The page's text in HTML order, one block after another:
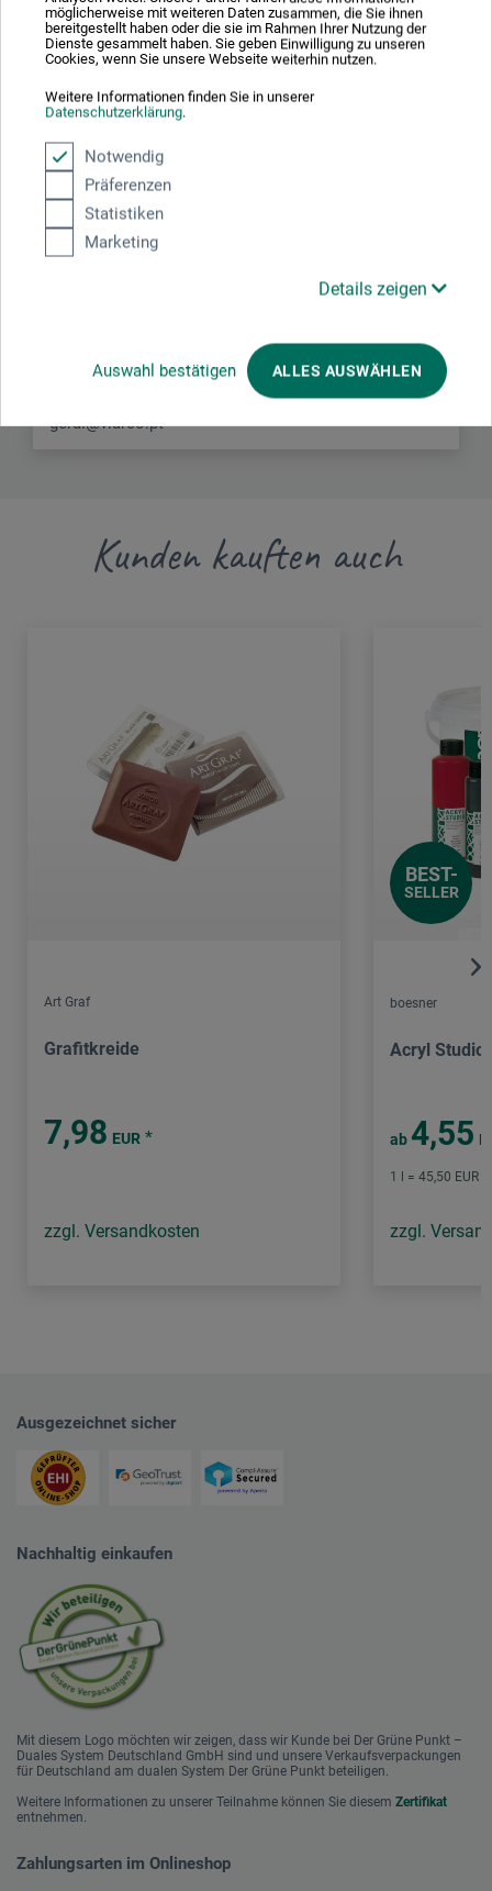
möglicherweise mit weiteren Daten zusammen, die Sie ihnen
bereitgestellt haben oder die sie im Rahmen Ihrer Nutzung der
Dienste gesammelt haben. Sie geben Einwilligung zu unseren
Cookies, wenn Sie unsere Webseite weiterhin nutzen.
Weitere Informationen finden Sie in unserer
Datenschutzerklärung.
Notwendig
Präferenzen
Statistiken
Marketing
Details zeigen
Auswahl bestätigen ALLES AUSWÄHLEN
kompakte Größe lässt sich sehr locker arbeiten.
Hersteller-Kontakt
Hier finden Sie die Kontaktdaten des Herstellers zu
3700-144 São João da Madeira
geral@viarco.pt
Kunden kauften auch
Art Graf
Grafitkreide
7,98 EUR *
zzgl. Versandkosten
BEST-
SELLER
boesner
Acryl Studio
ab 4,55
1 l = 45,50 EUR
zzgl.
Ausgezeichnet sicher
Nachhaltig einkaufen
Mit diesem Logo möchten wir zeigen, dass wir Kunde bei Der Grüne Punkt –
Duales System Deutschland GmbH sind und unsere Verkaufsverpackungen
für Deutschland am dualen System Der Grüne Punkt beteiligen.
Weitere Informationen zu unserer Teilnahme können Sie diesem Zertifikat
entnehmen.
Zahlungsarten im Onlineshop